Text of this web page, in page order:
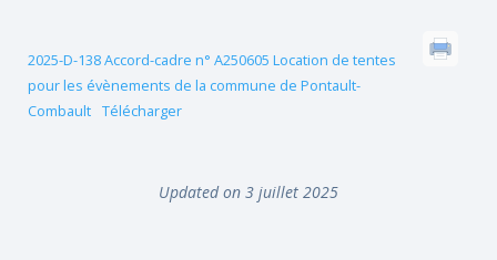
2025-D-138 Accord-cadre n° A250605 Location de tentes
pour les évènements de la commune de Pontault-
Combault Télécharger
Updated on 3 juillet 2025